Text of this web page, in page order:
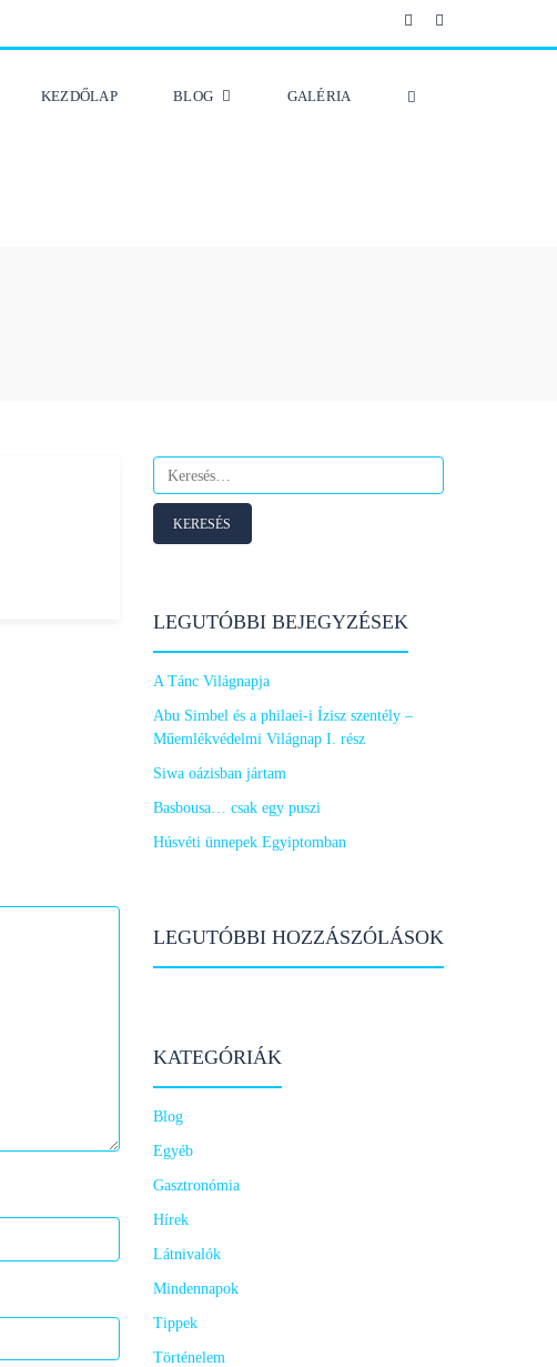
KEZDŐLAP BLOG GALÉRIA
Keresés:
LEGUTÓBBI BEJEGYZÉSEK
A Tánc Világnapja
Abu Simbel és a philaei-i Ízisz szentély –
Műemlékvédelmi Világnap I. rész
Siwa oázisban jártam
Basbousa… csak egy puszi
Húsvéti ünnepek Egyiptomban
LEGUTÓBBI HOZZÁSZÓLÁSOK
KATEGÓRIÁK
Blog
Egyéb
Gasztronómia
Hírek
Látnivalók
Mindennapok
Tippek
Történelem